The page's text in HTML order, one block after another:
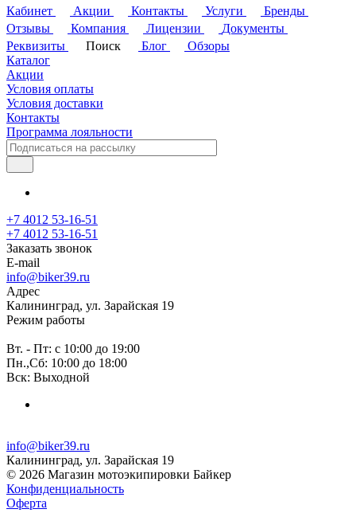
Кабинет
Акции Контакты Услуги
Бренды
Отзывы
Компания Лицензии
Документы
Реквизиты
Поиск Блог
Обзоры
Каталог
Акции
Условия оплаты
Условия доставки
Контакты
Программа лояльности
+7 4012 53-16-51
+7 4012 53-16-51
Заказать звонок
E-mail
info@biker39.ru
Адрес
Калининград, ул. Зарайская 19
Режим работы
Вт. - Пт: с 10:00 до 19:00
Пн.,Сб: 10:00 до 18:00
Вск: Выходной
info@biker39.ru
Калининград, ул. Зарайская 19
© 2026 Магазин мотоэкипировки Байкер
Конфиденциальность
Оферта